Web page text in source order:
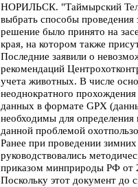
НОРИЛЬСК. "Таймырский
выбрать способы
решение было принято на
края, на котором также
Последние заявили о
рекомендаций
учета животных. В числе
неоднократного
данных в формате GPX
необходимы для
данной проблемой
Ранее при проведении
руководствовались
приказом минприроды РФ от
Поскольку этот документ до